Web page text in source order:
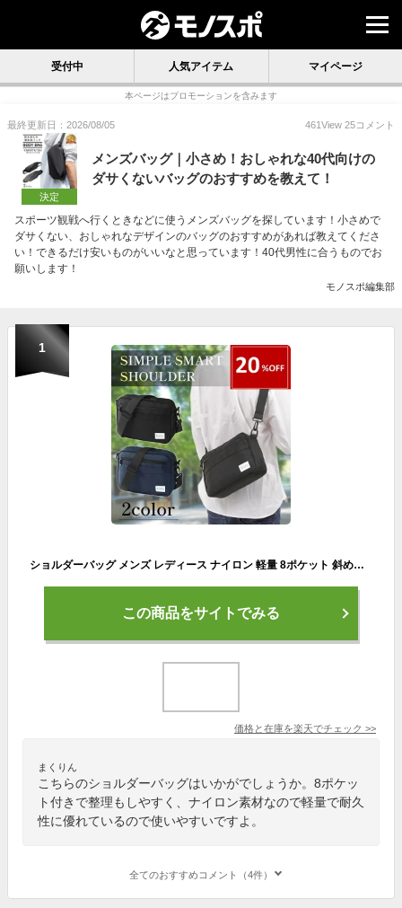
受付中 人気アイテム マイページ
本ページはプロモーションを含みます
最終更新日：2026/08/05 461View 25コメント
決定
メンズバッグ｜小さめ！おしゃれな40代向けの
ダサくないバッグのおすすめを教えて！
スポーツ観戦へ行くときなどに使うメンズバッグを探しています！小さめで
ダサくない、おしゃれなデザインのバッグのおすすめがあれば教えてくださ
い！できるだけ安いものがいいなと思っています！40代男性に合うものでお
願いします！
モノスポ編集部
1
ショルダーバッグ メンズ レディース ナイロン 軽量 8ポケット 斜めがけ バッグ ウエストバッグ 小型 軽い 収納 ボディバッグ 人気 カバン ブランド アウトドア ビジネス 社会人 小さめ ギフト プレゼント
この商品をサイトでみる
価格と在庫を楽天でチェック >>
まくりん
こちらのショルダーバッグはいかがでしょうか。8ポケッ
ト付きで整理もしやすく、ナイロン素材なので軽量で耐久
性に優れているので使いやすいですよ。
全てのおすすめコメント（4件）